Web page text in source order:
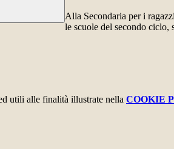
Alla Secondaria per i
le scuole del secondo ciclo,
utili alle finalità illustrate nella COOKIE